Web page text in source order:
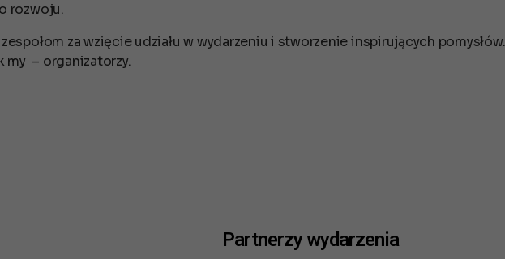
rozwoju.
za wzięcie udziału w wydarzeniu i stworzenie inspirujących
my – organizatorzy.
Partnerzy wydarzenia